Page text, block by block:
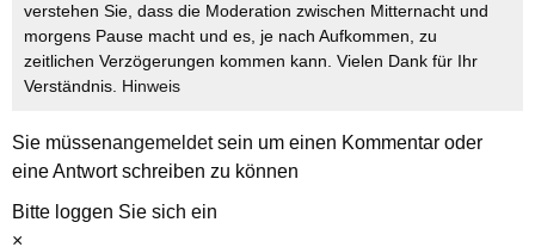
verstehen Sie, dass die Moderation zwischen Mitternacht und
morgens Pause macht und es, je nach Aufkommen, zu
zeitlichen Verzögerungen kommen kann. Vielen Dank für Ihr
Verständnis. Hinweis
Sie müssenangemeldetsein um einen Kommentar oder
eine Antwort schreiben zu können
Bitte loggen Sie sich ein
×